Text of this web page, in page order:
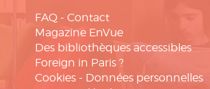
FAQ - Contact
Magazine EnVue
Des bibliothèques accessibles
Foreign in Paris ?
Cookies - Données personnelles